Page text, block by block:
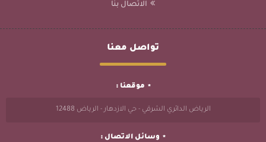
الاتصال بنا
تواصل معنا
موقعنا :
الرياض الدائري الشرقي - حي الازدهار - الرياض 12488
وسائل الاتصال :